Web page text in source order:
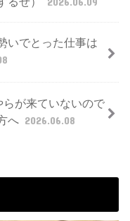
いでとった仕事は
らが来ていないので
へ 2026.06.08